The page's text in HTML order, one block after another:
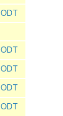
ODT
ODT
ODT
ODT
ODT